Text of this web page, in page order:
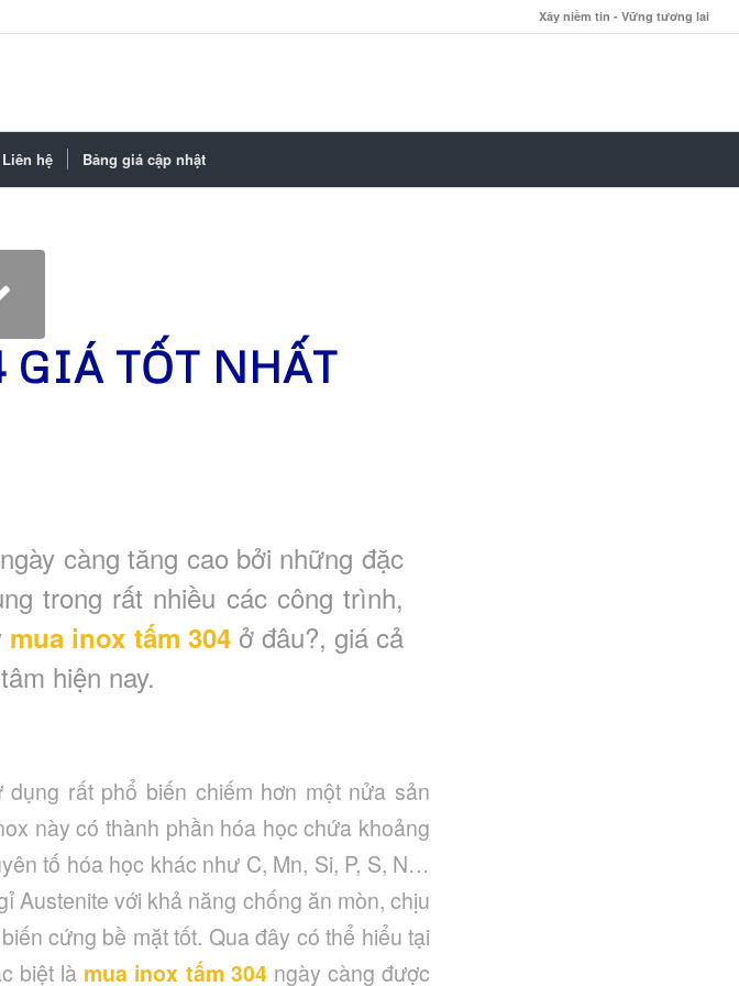
Xây niềm tin - Vững tương lai
Liên hệ Bảng giá cập nhật
TỐT NHẤT
càng tăng cao bởi những đặc
trong rất nhiều các công trình,
mua inox tấm 304ở đâu?, giá cả
hiện nay.
rất phổ biến chiếm hơn một nửa sản
này có thành phần hóa học chứa khoảng
tố hóa học khác như C, Mn, Si, P, S, N…
Austenite với khả năng chống ăn mòn, chịu
cứng bề mặt tốt. Qua đây có thể hiểu tại
biệt là mua inox tấm 304 ngày càng được